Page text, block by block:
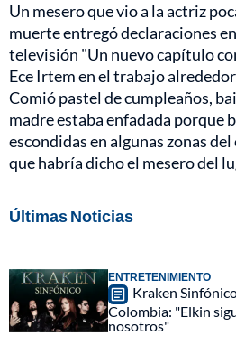
Un mesero que vio a la actriz
muerte entregó declaraciones
televisión "Un nuevo capítulo
Ece Irtem en el trabajo
Comió pastel de cumpleaños,
madre estaba enfadada porque
escondidas en algunas zonas
que habría dicho el mesero del
Últimas Noticias
ENTRETENIMIENTO
Kraken
Colombia: "Elkin
nosotros"